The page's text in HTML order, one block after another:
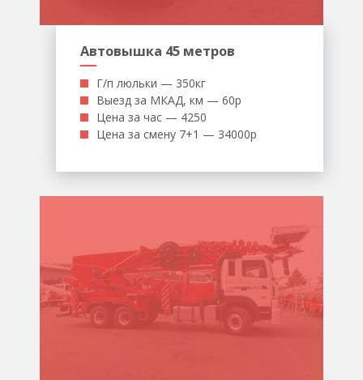
Автовышка 45 метров
Г/п люльки — 350кг
Выезд за МКАД, км — 60р
Цена за час — 4250
Цена за смену 7+1 — 34000р